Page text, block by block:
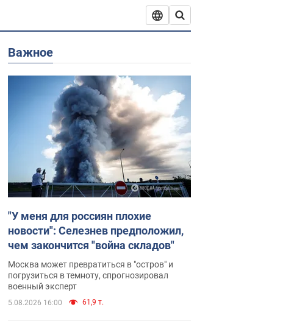
Важное
"У меня для россиян плохие
новости": Селезнев предположил,
чем закончится "война складов"
Москва может превратиться в "остров" и
погрузиться в темноту, спрогнозировал
военный эксперт
5.08.2026 16:00 61,9 т.